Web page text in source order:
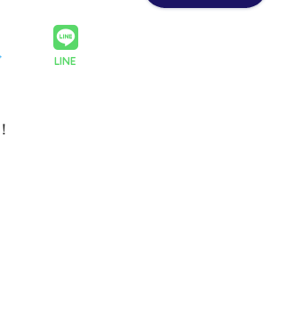
LINE